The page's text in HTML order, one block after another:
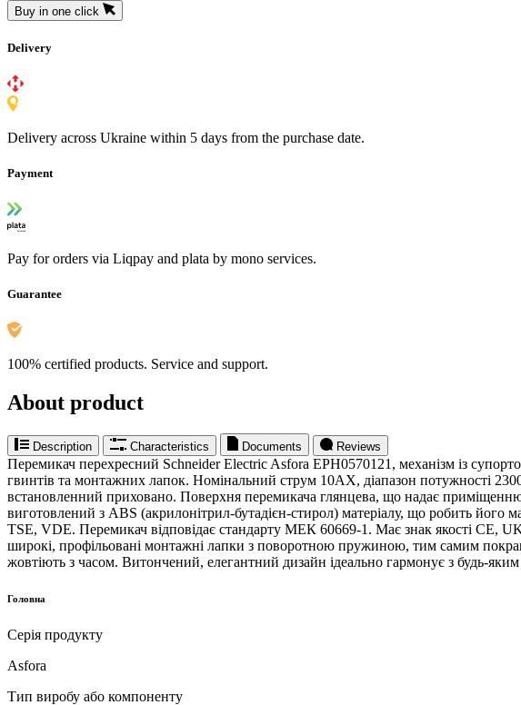
Buy in one click
Delivery
Delivery across Ukraine within 5 days from the purchase date.
Payment
Pay for orders via Liqpay and plata by mono services.
Guarantee
100% certified products. Service and support.
About product
Description Characteristics Documents Reviews
Перемикач перехресний Schneider Electric Asfora EPH0570121, механізм із
гвинтів та монтажних лапок. Номінальний струм 10AX, діапазон потужності
встановленний приховано. Поверхня перемикача глянцева, що надає
виготовлений з ABS (акрилонітрил-бутадієн-стирол) матеріалу, що робить його
TSE, VDE. Перемикач відповідає стандарту МЕК 60669-1. Має знак якості CE,
широкі, профільовані монтажні лапки з поворотною пружиною, тим самим
жовтіють з часом. Витончений, елегантний дизайн ідеально гармонує з будь-яким
Головна
Серія продукту
Asfora
Тип виробу або компоненту